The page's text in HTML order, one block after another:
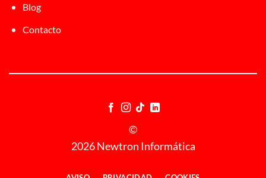
Blog
Contacto
©
2026 Newtron Informática